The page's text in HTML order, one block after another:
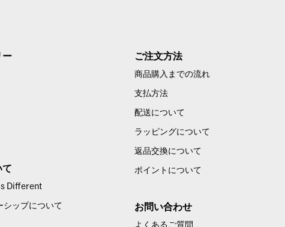
ー
て
Different
シップについて
ご注文方法
商品購入までの流れ
支払方法
配送について
ラッピングについて
返品交換について
ポイントについて
お問い合わせ
よくあるご質問